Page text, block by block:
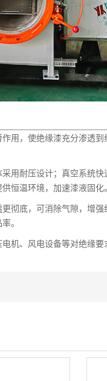
，使绝缘漆充分渗透到
耐压设计；真空系统快
恒温环境，加速漆液固化。
底，可消除气隙，增强
。
、风电设备等对绝缘要